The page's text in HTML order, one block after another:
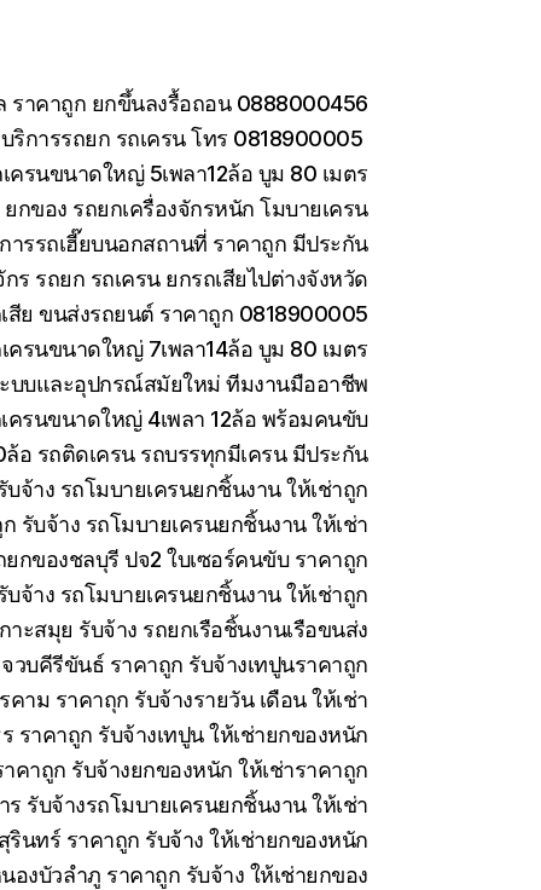
ราคาถูก ยกขึ้นลงรื้อถอน 0888000456
ริการรถยก รถเครน โทร 0818900005
ครนขนาดใหญ่ 5เพลา12ล้อ บูม 80 เมตร
กของ รถยกเครื่องจักรหนัก โมบายเครน
ารรถเฮี๊ยบนอกสถานที่ ราคาถูก มีประกัน
ร รถยก รถเครน ยกรถเสียไปต่างจังหวัด
สีย ขนส่งรถยนต์ ราคาถูก 0818900005
ครนขนาดใหญ่ 7เพลา14ล้อ บูม 80 เมตร
บบและอุปกรณ์สมัยใหม่ ทีมงานมืออาชีพ
ครนขนาดใหญ่ 4เพลา 12ล้อ พร้อมคนขับ
อ รถติดเครน รถบรรทุกมีเครน มีประกัน
จ้าง รถโมบายเครนยกชิ้นงาน ให้เช่าถูก
รับจ้าง รถโมบายเครนยกชิ้นงาน ให้เช่า
ยกของชลบุรี ปจ2 ใบเซอร์คนขับ ราคาถูก
จ้าง รถโมบายเครนยกชิ้นงาน ให้เช่าถูก
าะสมุย รับจ้าง รถยกเรือชิ้นงานเรือขนส่ง
วบคีรีขันธ์ ราคาถูก รับจ้างเทปูนราคาถูก
คาม ราคาถุก รับจ้างรายวัน เดือน ให้เช่า
ราคาถูก รับจ้างเทปูน ให้เช่ายกของหนัก
าคาถูก รับจ้างยกของหนัก ให้เช่าราคาถูก
ร รับจ้างรถโมบายเครนยกชิ้นงาน ให้เช่า
รินทร์ ราคาถูก รับจ้าง ให้เช่ายกของหนัก
องบัวลำภู ราคาถูก รับจ้าง ให้เช่ายกของ